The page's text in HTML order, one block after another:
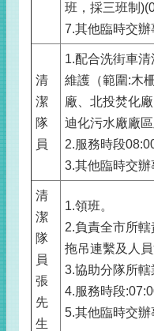
班，採三班制
7.其他臨時交辦
清
潔
隊
員
1.配合洗街車
維護（範圍:木
廠、北投焚化
迪化污水廠廠區
2.服務時段
3.其他臨時交辦
清
潔
隊
員
張
先
生
1.領班。
2.負責全市所
拖吊連繫及人員
3.協助分隊所轄
4.服務時段
5.其他臨時交辦